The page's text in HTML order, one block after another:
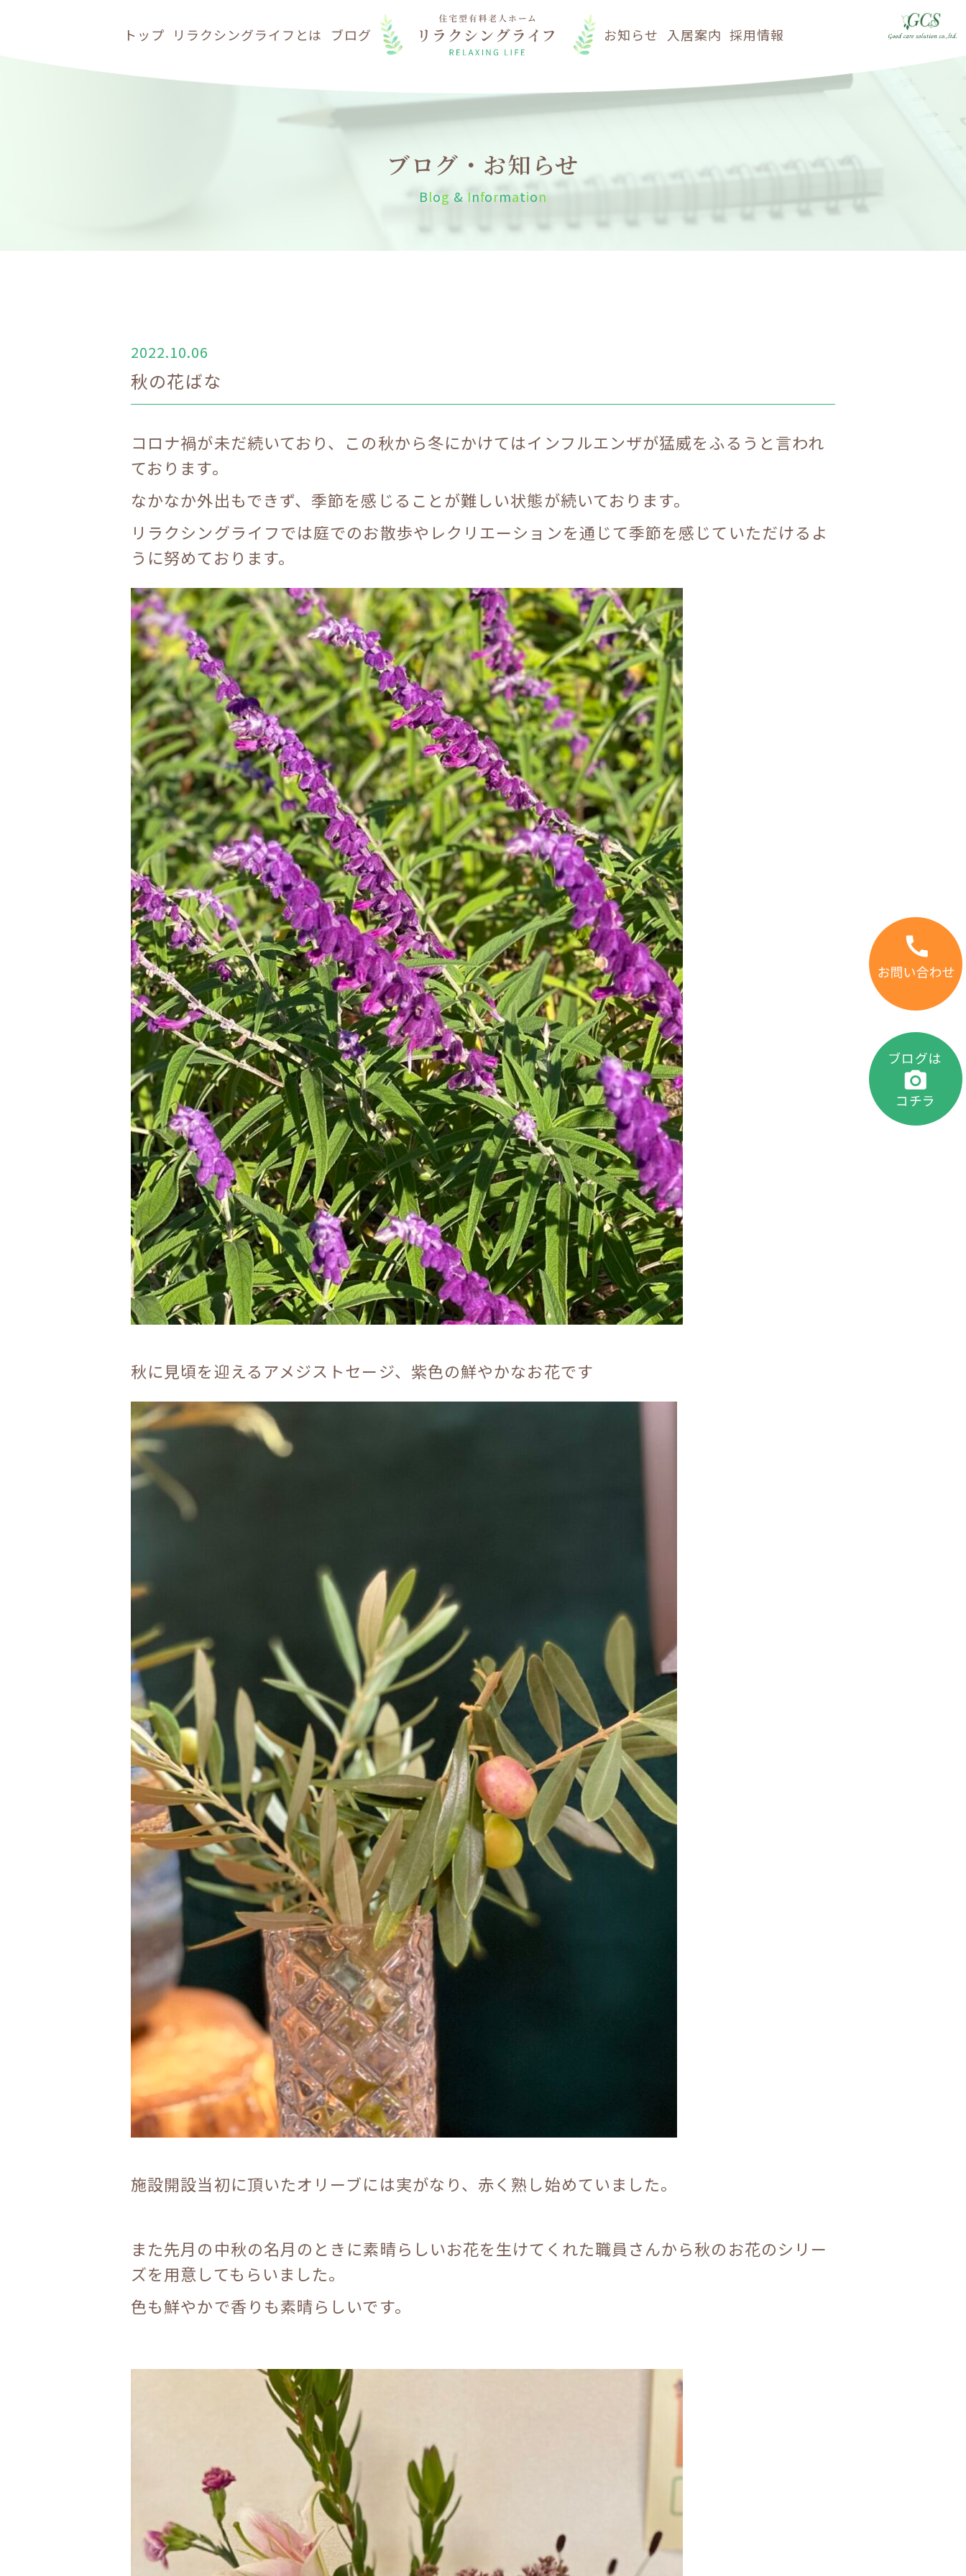
トップ リラクシングライフとは ブログ お知らせ 入居案内 採用情報
ブログ・お知らせ
Blog & Information
2022.10.06
秋の花ばな
コロナ禍が未だ続いており、この秋から冬にかけてはインフルエンザが猛威をふるうと言われ
ております。
なかなか外出もできず、季節を感じることが難しい状態が続いております。
リラクシングライフでは庭でのお散歩やレクリエーションを通じて季節を感じていただけるよ
うに努めております。
秋に見頃を迎えるアメジストセージ、紫色の鮮やかなお花です
施設開設当初に頂いたオリーブには実がなり、赤く熟し始めていました。
また先月の中秋の名月のときに素晴らしいお花を生けてくれた職員さんから秋のお花のシリー
ズを用意してもらいました。
色も鮮やかで香りも素晴らしいです。